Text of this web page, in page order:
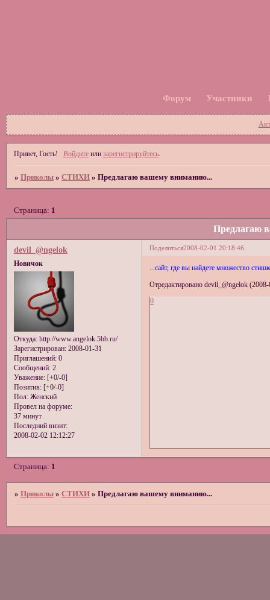
Форум Участники
Привет, Гость! Войдитеили зарегистрируйтесь.
» Приколы » СТИХИ » Предлагаю вашему вниманию...
Предлагаю
Страница: 1
Поделиться2008-02-01 20:18:46
devil_@ngelok
Новичок
Откуда:http://www.angelok.5bb.ru/
Зарегистрирован: 2008-01-31
Приглашений:0
Сообщений:2
Уважение: [+0/-0]
Позитив: [+0/-0]
Пол:Женский
Провел на форуме:
37 минут
Последний визит:
2008-02-02 12:12:27
...сайт, где вы найдете множество
Отредактировано devil_@ngelok
0
Страница: 1
» Приколы » СТИХИ » Предлагаю вашему вниманию...